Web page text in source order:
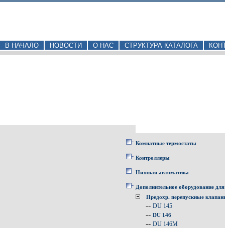
В НАЧАЛО НОВОСТИ О НАС СТРУКТУРА КАТАЛОГА
Комнатные термостаты
Контроллеры
Низовая автоматика
Дополнительное оборудование
Предохр. перепускные
-- DU 145
-- DU 146
-- DU 146M